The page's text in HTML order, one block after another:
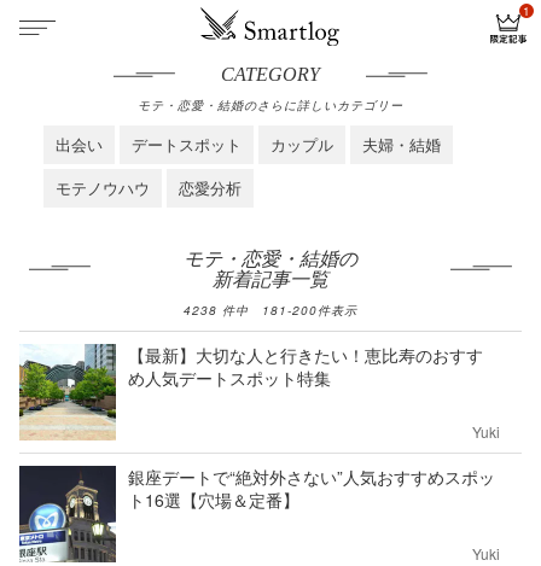
CATEGORY
モテ・恋愛・結婚のさらに詳しいカテゴリー
出会い デートスポット カップル
夫婦・結婚
モテノウハウ
恋愛分析
モテ・恋愛・結婚の
新着記事一覧
4238 件中 181-200件表示
【最新】大切な人と行きたい！恵比寿のおすす
め人気デートスポット特集
Yuki
銀座デートで“絶対外さない”人気おすすめスポッ
ト16選【穴場＆定番】
Yuki